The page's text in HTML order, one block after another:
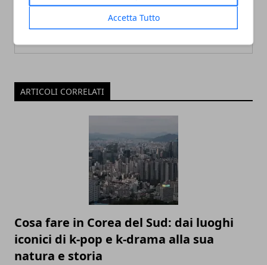
Accetta Tutto
ARTICOLI CORRELATI
Cosa fare in Corea del Sud: dai luoghi
iconici di k-pop e k-drama alla sua
natura e storia